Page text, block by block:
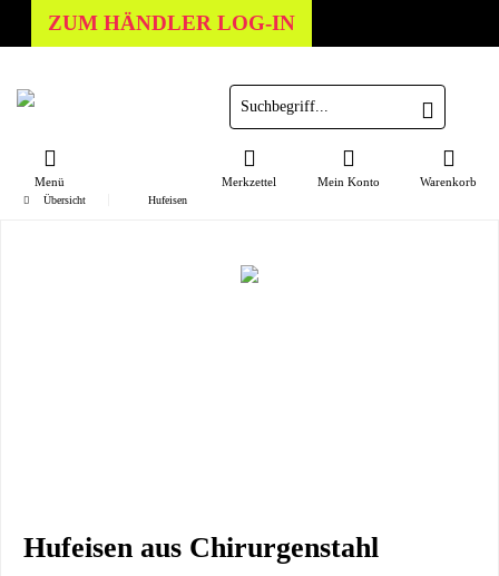
ZUM HÄNDLER LOG-IN
Menü Warenkorb
Merkzettel Mein Konto
Übersicht Hufeisen
Hufeisen aus Chirurgenstahl